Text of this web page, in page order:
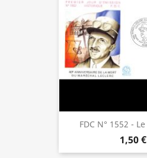
FDC N° 1552 -
1,50 €